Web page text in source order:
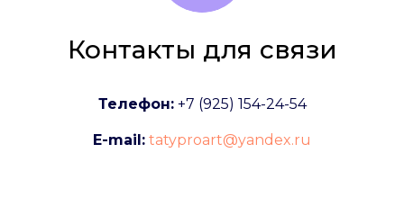
Контакты для связи
Телефон: +7 (925) 154-24-54
E-mail: tatyproart@yandex.ru